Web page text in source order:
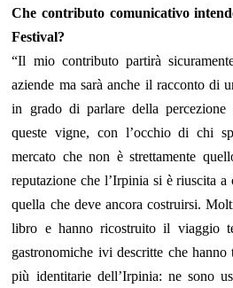
Che contributo comunicativo
Festival?
“Il mio contributo partirà
aziende ma sarà anche il racconto di
in grado di parlare della
queste vigne, con l’occhio di chi
mercato che non è strettamente
reputazione che l’Irpinia si è riuscita
quella che deve ancora costruirsi.
libro e hanno ricostruito il viaggio
gastronomiche ivi descritte che
più identitarie dell’Irpinia: ne sono